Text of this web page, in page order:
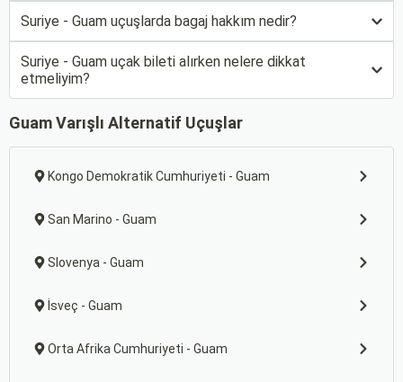
Suriye - Guam uçuşlarda bagaj hakkım nedir?
Suriye - Guam uçak bileti alırken nelere dikkat
etmeliyim?
Guam Varışlı Alternatif Uçuşlar
Kongo Demokratik Cumhuriyeti - Guam
San Marino - Guam
Slovenya - Guam
İsveç - Guam
Orta Afrika Cumhuriyeti - Guam